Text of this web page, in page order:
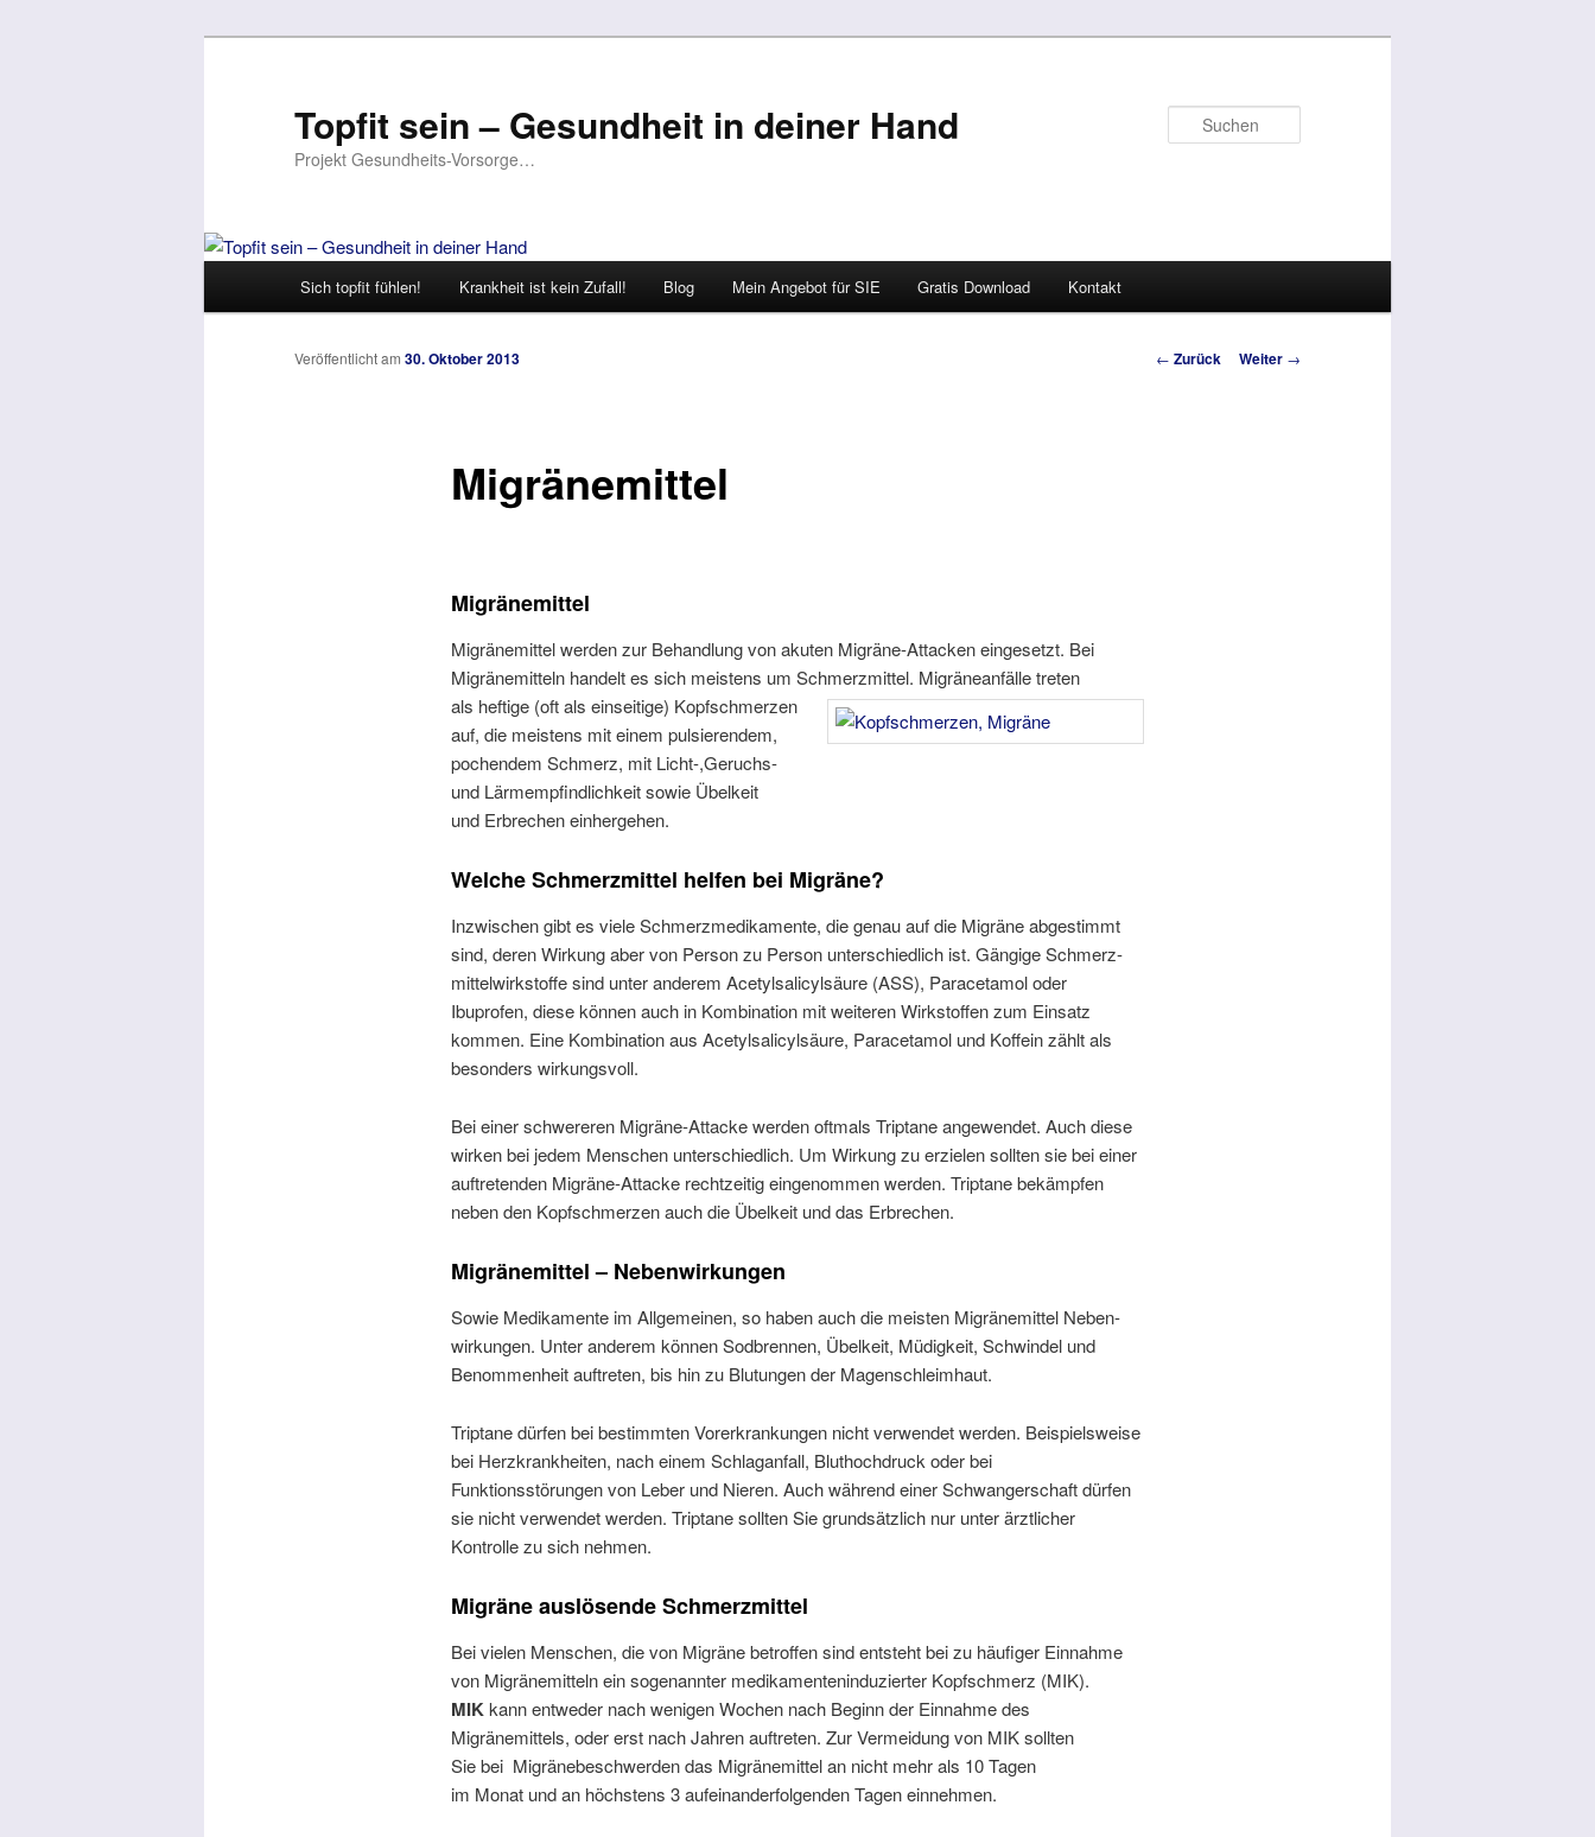
Topfit sein – Gesundheit in deiner Hand
Projekt Gesundheits-Vorsorge…
Zum
Inhalt
Sich topfit fühlen! Krankheit ist kein Zufall! Blog Mein Angebot für SIE Gratis Download Kontakt
Beitrags-
← Zurück Weiter →
Migränemittel
Veröffentlicht am 30. Oktober 2013
Migränemittel
Migränemittel werden zur Behandlung von akuten Migräne-Attacken eingesetzt. Bei
Migränemitteln handelt es sich meistens um Schmerzmittel. Migräneanfälle treten
als heftige (oft als einseitige) Kopfschmerzen
auf, die meistens mit einem pulsierendem,
pochendem Schmerz, mit Licht-,Geruchs-
und Lärmempfindlichkeit sowie Übelkeit
und Erbrechen einhergehen.
Welche Schmerzmittel helfen bei Migräne?
Inzwischen gibt es viele Schmerzmedikamente, die genau auf die Migräne abgestimmt
sind, deren Wirkung aber von Person zu Person unterschiedlich ist. Gängige Schmerz-
mittelwirkstoffe sind unter anderem Acetylsalicylsäure (ASS), Paracetamol oder
Ibuprofen, diese können auch in Kombination mit weiteren Wirkstoffen zum Einsatz
kommen. Eine Kombination aus Acetylsalicylsäure, Paracetamol und Koffein zählt als
besonders wirkungsvoll.
Bei einer schwereren Migräne-Attacke werden oftmals Triptane angewendet. Auch diese
wirken bei jedem Menschen unterschiedlich. Um Wirkung zu erzielen sollten sie bei einer
auftretenden Migräne-Attacke rechtzeitig eingenommen werden. Triptane bekämpfen
neben den Kopfschmerzen auch die Übelkeit und das Erbrechen.
Migränemittel – Nebenwirkungen
Sowie Medikamente im Allgemeinen, so haben auch die meisten Migränemittel Neben-
wirkungen. Unter anderem können Sodbrennen, Übelkeit, Müdigkeit, Schwindel und
Benommenheit auftreten, bis hin zu Blutungen der Magenschleimhaut.
Triptane dürfen bei bestimmten Vorerkrankungen nicht verwendet werden. Beispielsweise
bei Herzkrankheiten, nach einem Schlaganfall, Bluthochdruck oder bei
Funktionsstörungen von Leber und Nieren. Auch während einer Schwangerschaft dürfen
sie nicht verwendet werden. Triptane sollten Sie grundsätzlich nur unter ärztlicher
Kontrolle zu sich nehmen.
Migräne auslösende Schmerzmittel
Bei vielen Menschen, die von Migräne betroffen sind entsteht bei zu häufiger Einnahme
von Migränemitteln ein sogenannter medikamenteninduzierter Kopfschmerz (MIK).
MIKkann entweder nach wenigen Wochen nach Beginn der Einnahme des
Migränemittels, oder erst nach Jahren auftreten. Zur Vermeidung von MIK sollten
Sie bei Migränebeschwerden das Migränemittel an nicht mehr als 10 Tagen
im Monat und an höchstens 3 aufeinanderfolgenden Tagen einnehmen.